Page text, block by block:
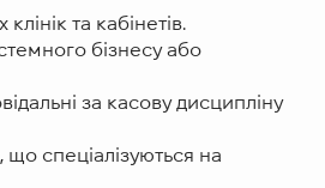
та кабінетів.
бізнесу або
за касову дисципліну
що спеціалізуються на